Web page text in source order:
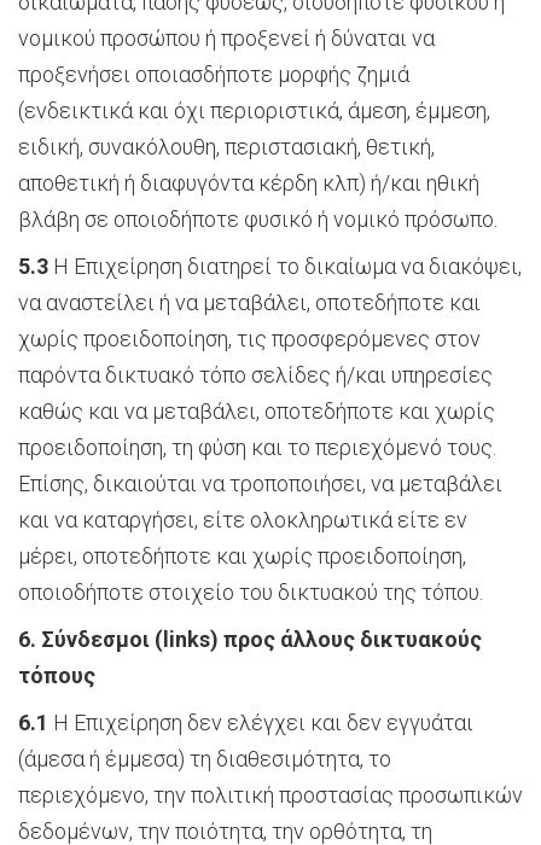
νομικού προσώπου ή προξενεί ή δύναται να
προξενήσει οποιασδήποτε μορφής ζημιά
(ενδεικτικά και όχι περιοριστικά, άμεση, έμμεση,
ειδική, συνακόλουθη, περιστασιακή, θετική,
αποθετική ή διαφυγόντα κέρδη κλπ) ή/και ηθική
βλάβη σε οποιοδήποτε φυσικό ή νομικό πρόσωπο.
5.3 Η Επιχείρηση διατηρεί το δικαίωμα να διακόψει,
να αναστείλει ή να μεταβάλει, οποτεδήποτε και
χωρίς προειδοποίηση, τις προσφερόμενες στον
παρόντα δικτυακό τόπο σελίδες ή/και υπηρεσίες
καθώς και να μεταβάλει, οποτεδήποτε και χωρίς
προειδοποίηση, τη φύση και το περιεχόμενό τους.
Επίσης, δικαιούται να τροποποιήσει, να μεταβάλει
και να καταργήσει, είτε ολοκληρωτικά είτε εν
μέρει, οποτεδήποτε και χωρίς προειδοποίηση,
οποιοδήποτε στοιχείο του δικτυακού της τόπου.
6. Σύνδεσμοι ( links) προς άλλους δικτυακούς
τόπους
6.1 Η Επιχείρηση δεν ελέγχει και δεν εγγυάται
(άμεσα ή έμμεσα) τη διαθεσιμότητα, το
περιεχόμενο, την πολιτική προστασίας προσωπικών
δεδομένων, την ποιότητα, την ορθότητα, τη